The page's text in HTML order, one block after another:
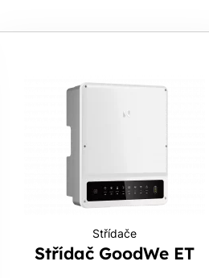
nic Vás to nestojí.
Střídače
Střídač GoodWe ET